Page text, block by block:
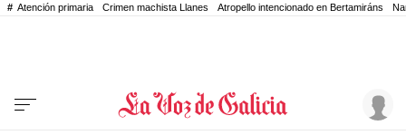
# Atención primaria Crimen machista Llanes Atropello intencionado en Bertamiráns